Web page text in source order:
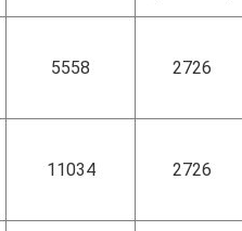
5558 2726
11034 2726